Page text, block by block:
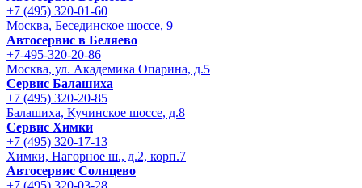
+7 (495) 320-01-60
Москва, Бесединское шоссе, 9
Автосервис в Беляево
+7-495-320-20-86
Москва, ул. Академика Опарина, д.5
Сервис Балашиха
+7 (495) 320-20-85
Балашиха, Кучинское шоссе, д.8
Сервис Химки
+7 (495) 320-17-13
Химки, Нагорное ш., д.2, корп.7
Автосервис Солнцево